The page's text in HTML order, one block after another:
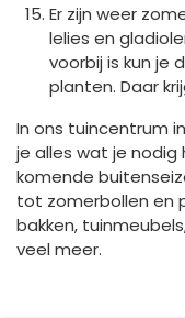
Er zijn weer
lelies en
voorbij is kun je
planten. Daar
In ons tuincentrum
je alles wat je
komende
tot zomerbollen en
bakken,
veel meer.